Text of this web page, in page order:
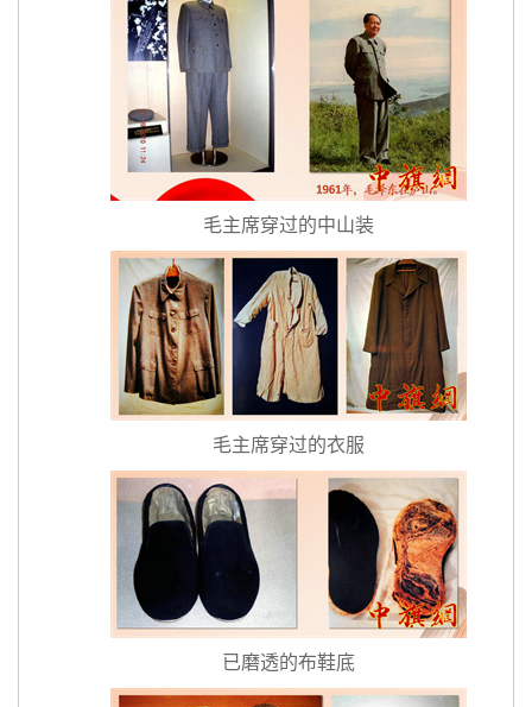
毛主席穿过的中山装
毛主席穿过的衣服
已磨透的布鞋底